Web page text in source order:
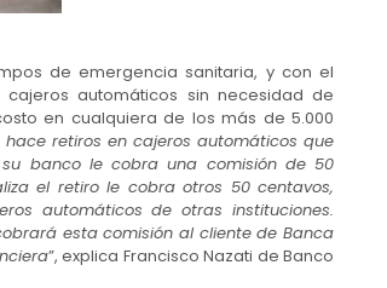
de emergencia sanitaria, y con el
automáticos sin necesidad de
en cualquiera de los más de 5.000
hace retiros en cajeros automáticos que
banco le cobra una comisión de 50
el retiro le cobra otros 50 centavos,
automáticos de otras instituciones.
esta comisión al cliente de Banca
”, explica Francisco Nazati de Banco